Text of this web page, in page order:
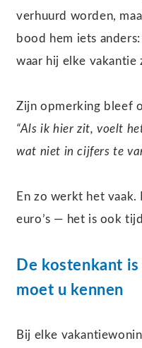
verhuurd worden,
bood hem iets
waar hij elke vakantie
Zijn opmerking bleef
“Als ik hier zit, voelt
wat niet in cijfers te
En zo werkt het vaak.
euro’s — het is ook
De kostenkant
moet u kennen
Bij elke